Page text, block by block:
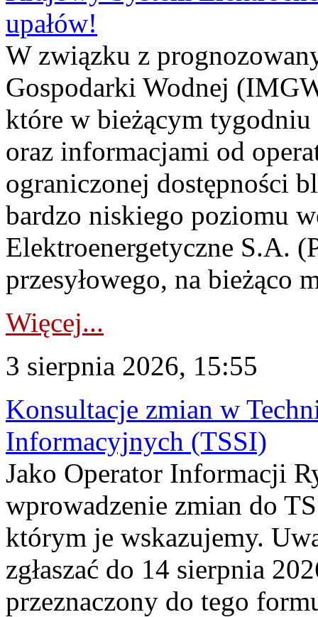
upałów!
W związku z
Gospodarki Wodnej
które w bieżącym tygodniu
oraz informacjami od
ograniczonej dostępności
bardzo niskiego poziomu
Elektroenergetyczne S.A.
przesyłowego, na bieżąco
Więcej...
3 sierpnia 2026, 15:55
Konsultacje zmian w
Informacyjnych (TSSI)
Jako Operator Informacji
wprowadzenie zmian do
którym je wskazujemy.
zgłaszać do 14 sierpnia
przeznaczony do tego